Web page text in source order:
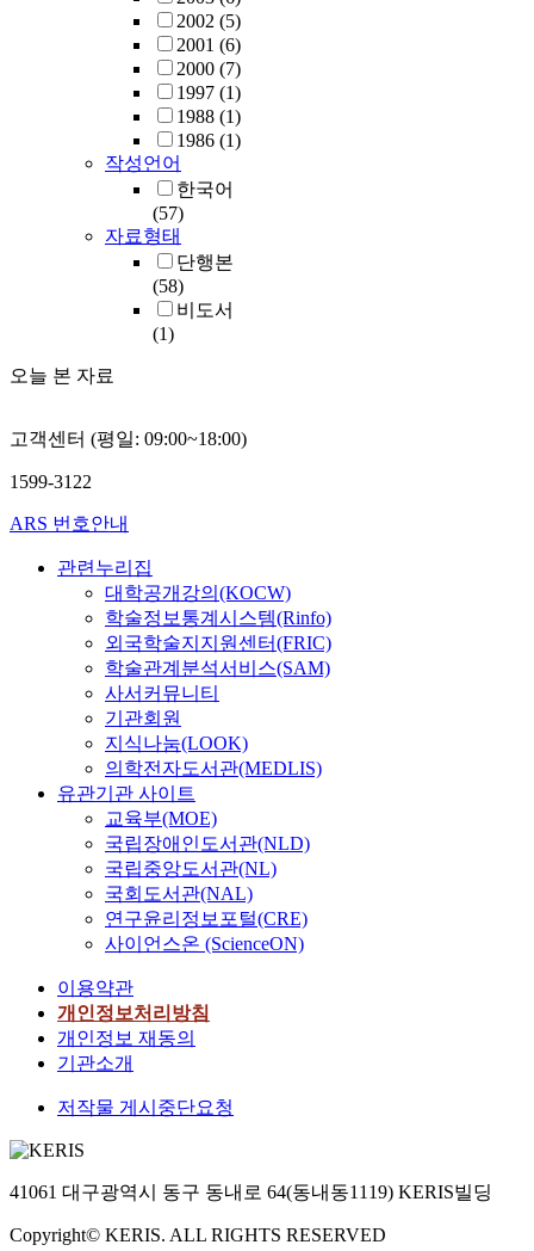
2002 (5)
2001 (6)
2000 (7)
1997 (1)
1988 (1)
1986 (1)
작성언어
한국어
(57)
자료형태
단행본
(58)
비도서
(1)
오늘 본 자료
고객센터 (평일: 09:00~18:00)
1599-3122
ARS 번호안내
관련누리집
대학공개강의(KOCW)
학술정보통계시스템(Rinfo)
외국학술지지원센터(FRIC)
학술관계분석서비스(SAM)
사서커뮤니티
기관회원
지식나눔(LOOK)
의학전자도서관(MEDLIS)
유관기관 사이트
교육부(MOE)
국립장애인도서관(NLD)
국립중앙도서관(NL)
국회도서관(NAL)
연구윤리정보포털(CRE)
사이언스온 (ScienceON)
이용약관
개인정보처리방침
개인정보 재동의
기관소개
저작물 게시중단요청
41061 대구광역시 동구 동내로 64(동내동1119) KERIS빌딩
Copyright© KERIS. ALL RIGHTS RESERVED